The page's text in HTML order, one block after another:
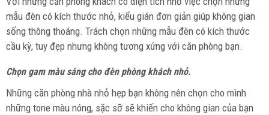
mẫu đèn có kích thước nhỏ, kiểu gián đơn giản giúp không gian
sống thông thoáng. Trách chọn những mẫu đèn có kích thước
cầu kỳ, tuy đẹp nhưng không tương xứng với căn phòng bạn.
Chọn gam màu sáng cho đèn phòng khách nhỏ.
Những căn phòng nhà nhỏ hẹp bạn không nên chọn cho mình
những tone màu nóng, sặc sỡ sẽ khiến cho không gian của bạn